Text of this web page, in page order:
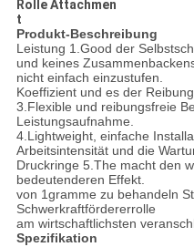
Rolle Attachmen
t
Produkt-Beschreibung
Leistung 1.Good der
und keines
nicht einfach einzustufen.
Koeffizient und es der
3.Flexible und reibungsfreie
Leistungsaufnahme.
4.Lightweight, einfache
Arbeitsintensität und die
Druckringe 5.The macht den
bedeutenderen Effekt.
von 1gramme zu behandeln
Schwerkraftfördererrolle
am wirtschaftlichsten
Spezifikation